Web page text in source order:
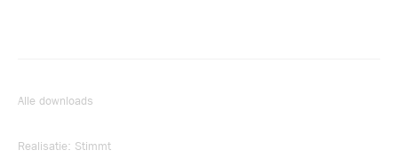
Alle downloads
Realisatie: Stimmt